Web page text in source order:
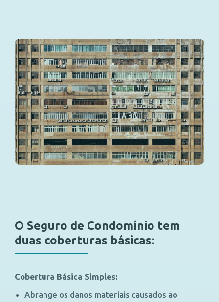
O Seguro de Condomínio tem
duas coberturas básicas:
Cobertura Básica Simples:
Abrange os danos materiais causados ao